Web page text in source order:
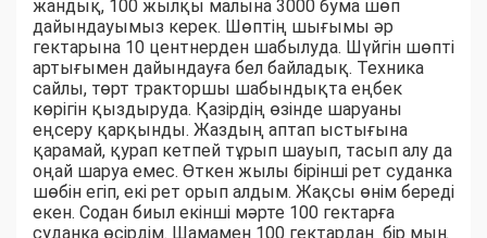
жандық, 100 жылқы малына 3000 бума шөп
дайындауымыз керек. Шөптің шығымы әр
гектарына 10 центнерден шабылуда. Шүйгін шөпті
артығымен дайындауға бел байладық. Техника
сайлы, төрт тракторшы шабындықта еңбек
көрігін қыздыруда. Қазірдің өзінде шаруаны
еңсеру қарқынды. Жаздың аптап ыстығына
қарамай, қурап кетпей тұрып шауып, тасып алу да
оңай шаруа емес. Өткен жылы бірінші рет суданка
шөбін егіп, екі рет орып алдым. Жақсы өнім береді
екен. Содан биыл екінші мәрте 100 гектарға
суданка өсірдім. Шамамен 100 гектардан бір мың